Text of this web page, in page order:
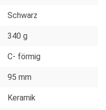
Schwarz
340 g
C- förmig
95 mm
Keramik